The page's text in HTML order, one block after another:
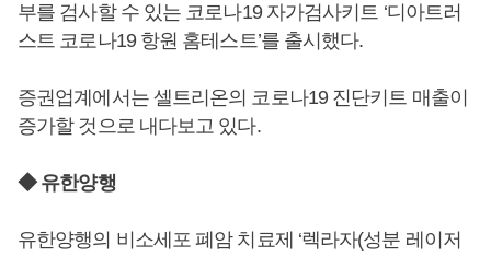
부를 검사할 수 있는 코로나19 자가검사키트 ‘디아트러
스트 코로나19 항원 홈테스트’를 출시했다.
증권업계에서는 셀트리온의 코로나19 진단키트 매출이
증가할 것으로 내다보고 있다.
◆ 유한양행
유한양행의 비소세포 폐암 치료제 ‘렉라자(성분 레이저